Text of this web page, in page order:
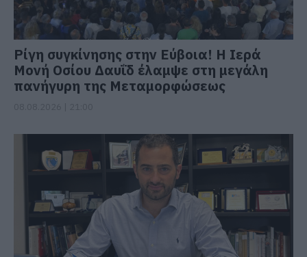
Ρίγη συγκίνησης στην Εύβοια! Η Ιερά
Μονή Οσίου Δαυΐδ έλαμψε στη μεγάλη
πανήγυρη της Μεταμορφώσεως